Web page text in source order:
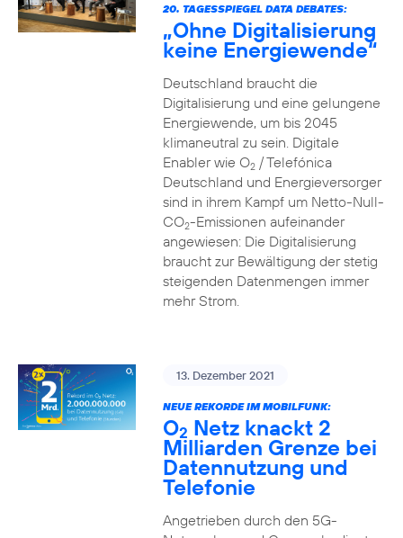
20. TAGESSPIEGEL DATA DEBATES:
„Ohne Digitalisierung
keine Energiewende“
Deutschland braucht die
Digitalisierung und eine gelungene
Energiewende, um bis 2045
klimaneutral zu sein. Digitale
Enabler wie O2/ Telefónica
Deutschland und Energieversorger
sind in ihrem Kampf um Netto-Null-
CO2-Emissionen aufeinander
angewiesen: Die Digitalisierung
braucht zur Bewältigung der stetig
steigenden Datenmengen immer
mehr Strom.
13. Dezember 2021
NEUE REKORDE IM MOBILFUNK:
O2 Netz knackt 2
Milliarden Grenze bei
Datennutzung und
Telefonie
Angetrieben durch den 5G-